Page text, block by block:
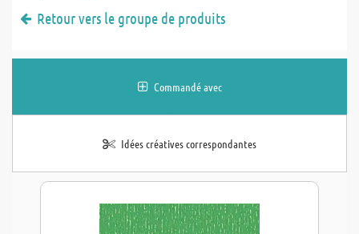
Retour vers le groupe de produits
Commandé avec
Idées créatives correspondantes